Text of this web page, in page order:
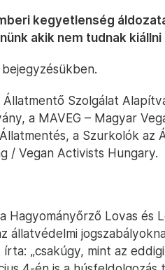
kegyetlenség
akik nem tudnak
Szolgálat
a MAVEG – Magyar
a Szurkolók az
/ Vegan Activists Hungary.
Hagyományőrző Lovas és
állatvédelmi
„csakúgy, mint az